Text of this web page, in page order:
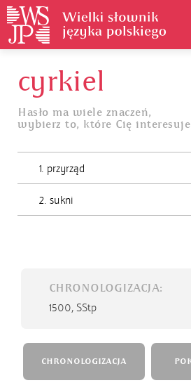
Jak korzystać
cyrkiel
Hasło ma wiele znaczeń,
wybierz to, które Cię interesuje
1. przyrząd
2. sukni
CHRONOLOGIZACJA:
1500, SStp
CHRONOLOGIZACJA